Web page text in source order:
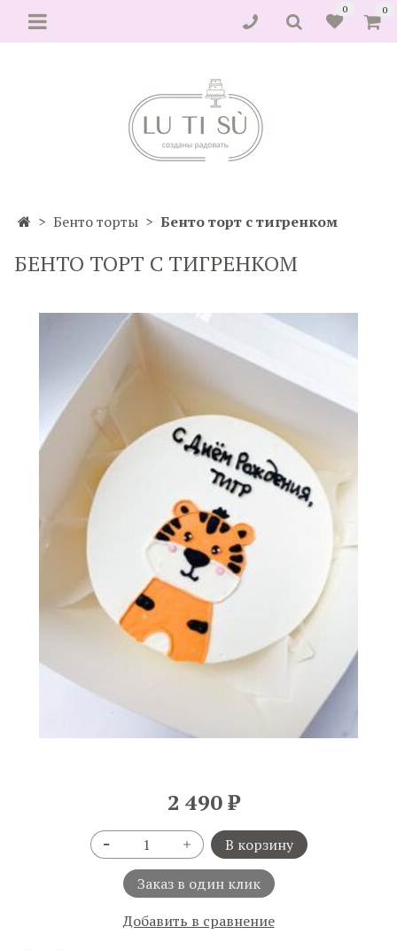
0 0
Бенто торты Бенто торт с тигренком
БЕНТО ТОРТ С ТИГРЕНКОМ
2 490 ₽
В корзину
Заказ в один клик
Добавить в сравнение